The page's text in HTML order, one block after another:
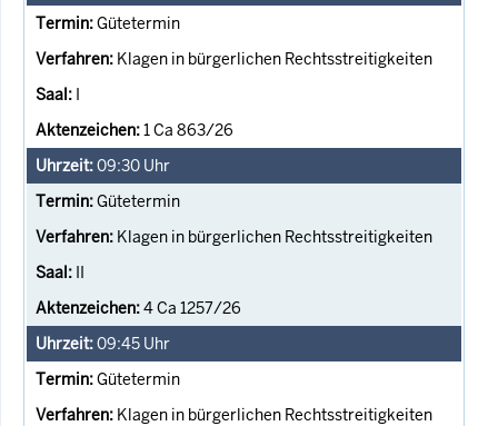
Gütetermin
Klagen in bürgerlichen Rechtsstreitigkeiten
I
1 Ca 863/26
09:30 Uhr
Gütetermin
Klagen in bürgerlichen Rechtsstreitigkeiten
II
4 Ca 1257/26
09:45 Uhr
Gütetermin
Klagen in bürgerlichen Rechtsstreitigkeiten